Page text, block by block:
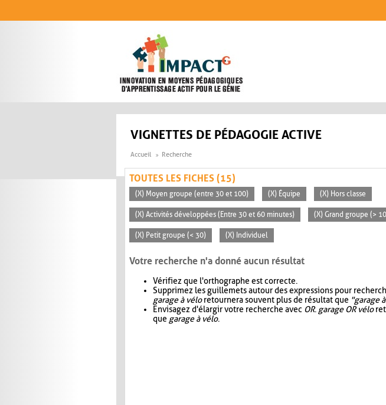
VIGNETTES DE PÉDAGOGIE ACTIVE
Accueil Recherche
TOUTES LES FICHES (15)
(X) Moyen groupe (entre 30 et 100) (X) Équipe (X) Hors classe
(X) Activités développées (Entre 30 et 60 minutes) (X) Grand groupe (>
(X) Petit groupe (< 30) (X) Individuel
Votre recherche n'a donné aucun résultat
Vérifiez que l'orthographe est correcte.
Supprimez les guillemets autour des expressions pour
garage à véloretournera souvent plus de résultat que "garage
Envisagez d'élargir votre recherche avec OR. garage OR vélo
que garage à vélo.